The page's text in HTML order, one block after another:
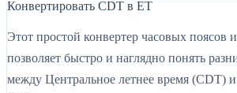
Конвертировать CDT в ET
Этот простой конвертер часовых поясов
позволяет быстро и наглядно понять
между Центральное летнее время (CDT)